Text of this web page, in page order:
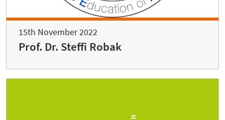
15th November 2022
Prof. Dr. Steffi Robak